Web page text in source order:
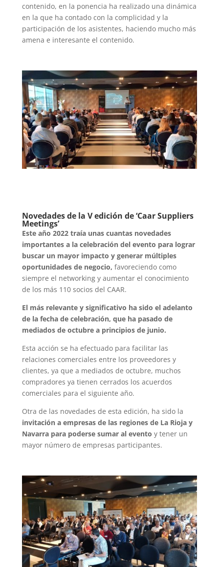
contenido, en la ponencia ha realizado una dinámica
en la que ha contado con la complicidad y la
participación de los asistentes, haciendo mucho más
amena e interesante el contenido.
Novedades de la V edición de ‘Caar Suppliers
Meetings’
Este año 2022 traía unas cuantas novedades
importantes a la celebración del evento para lograr
buscar un mayor impacto y generar múltiples
oportunidades de negocio, favoreciendo como
siempre el networking y aumentar el conocimiento
de los más 110 socios del CAAR.
El más relevante y significativo ha sido el adelanto
de la fecha de celebración, que ha pasado de
mediados de octubre a principios de junio.
Esta acción se ha efectuado para facilitar las
relaciones comerciales entre los proveedores y
clientes, ya que a mediados de octubre, muchos
compradores ya tienen cerrados los acuerdos
comerciales para el siguiente año.
Otra de las novedades de esta edición, ha sido la
invitación a empresas de las regiones de La Rioja y
Navarra para poderse sumar al evento y tener un
mayor número de empresas participantes.